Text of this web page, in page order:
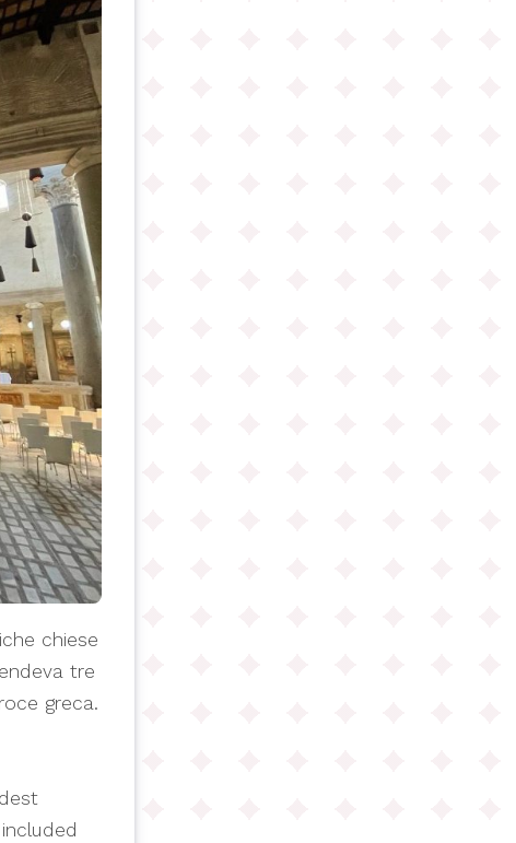
chiese
tre
greca.